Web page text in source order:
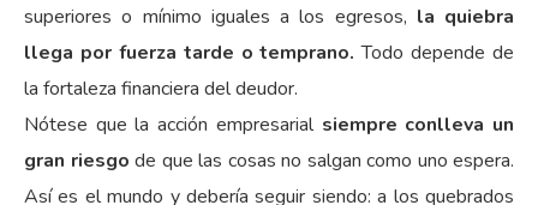
superiores o mínimo iguales a los egresos, la quiebra
llega por fuerza tarde o temprano. Todo depende de
la fortaleza financiera del deudor.
Nótese que la acción empresarial siempre conlleva un
gran riesgo de que las cosas no salgan como uno espera.
Así es el mundo y debería seguir siendo: a los quebrados